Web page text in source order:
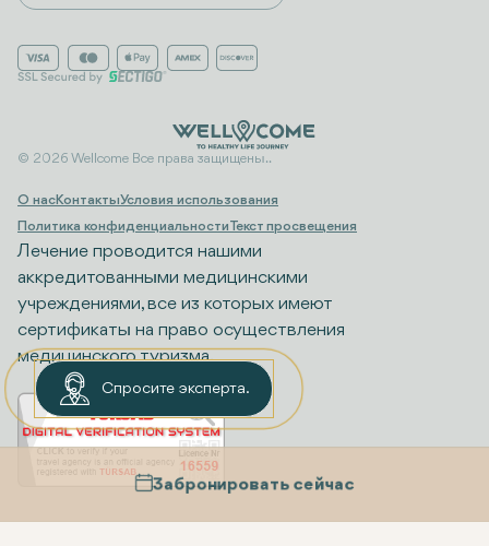
Забронировать сейчас
© 2026 Wellcome Все права защищены..
О насКонтактыУсловия использования
Политика конфиденциальностиТекст просвещения
Лечение проводится нашими
аккредитованными медицинскими
учреждениями, все из которых имеют
сертификаты на право осуществления
медицинского туризма.
Спросите эксперта.